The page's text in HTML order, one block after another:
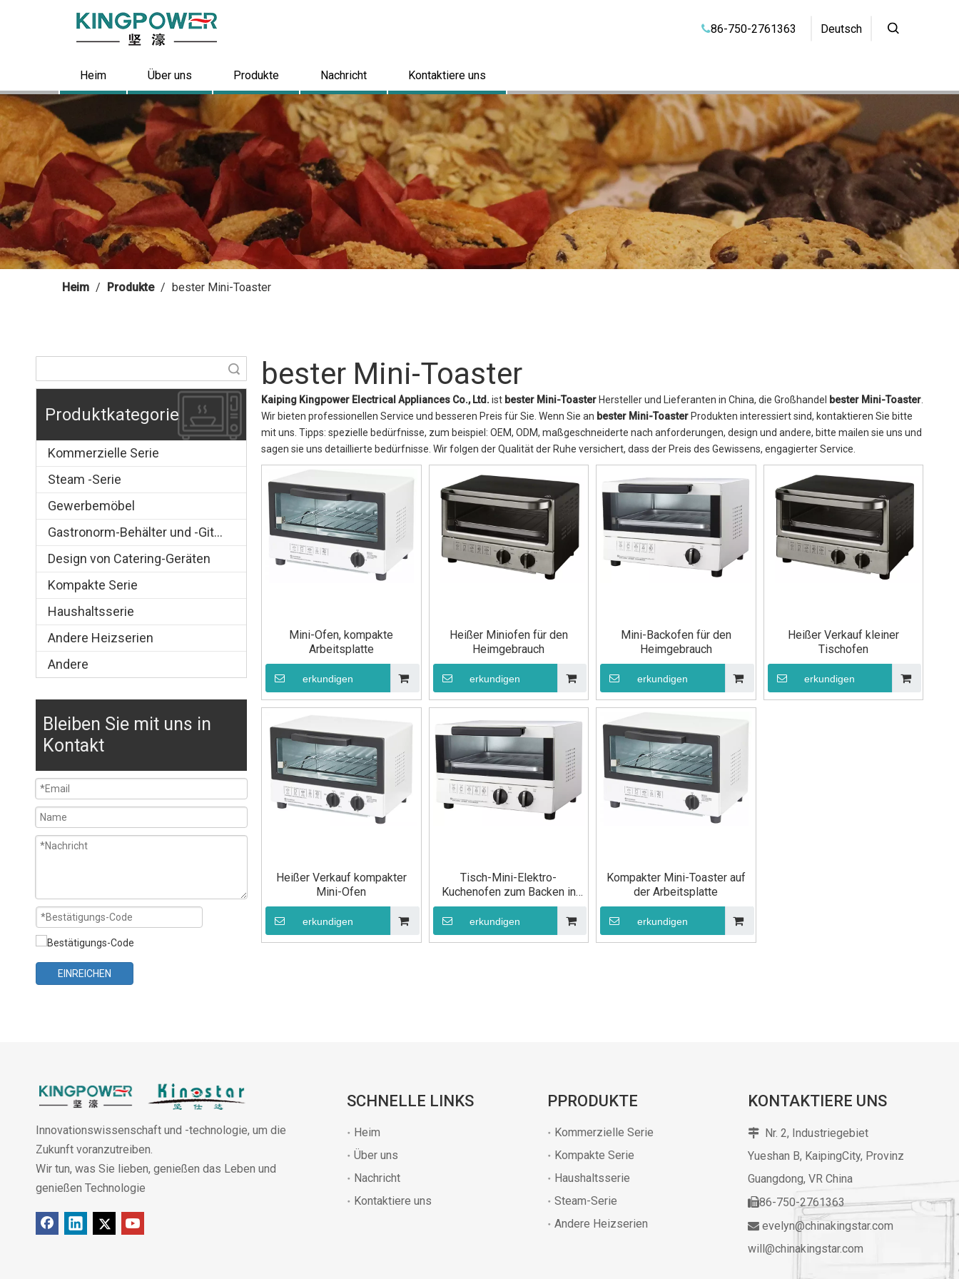
86-750-2761363 Deutsch
Heim Über uns Produkte Nachricht Kontaktiere uns
Heim / Produkte / bester Mini-Toaster
Produktkategorie
Kommerzielle Serie
Steam -Serie
Gewerbemöbel
Gastronorm-Behälter und -Gitter
Design von Catering-Geräten
Kompakte Serie
Haushaltsserie
Andere Heizserien
Andere
Bleiben Sie mit uns in
Kontakt
EINREICHEN
bester Mini-Toaster
Kaiping Kingpower Electrical Appliances Co., Ltd. ist bester Mini-Toaster Hersteller und Lieferanten in China, die Großhandel bester Mini-Toaster
Wir bieten professionellen Service und besseren Preis für Sie. Wenn Sie an bester Mini-Toaster Produkten interessiert sind, kontaktieren Sie bitte
mit uns. Tipps: spezielle bedürfnisse, zum beispiel: OEM, ODM, maßgeschneiderte nach anforderungen, design und andere, bitte mailen sie uns und
sagen sie uns detaillierte bedürfnisse. Wir folgen der Qualität der Ruhe versichert, dass der Preis des Gewissens, engagierter Service.
Mini-Ofen, kompakte
Arbeitsplatte
erkundigen
Heißer Miniofen für den
Heimgebrauch
erkundigen
Mini-Backofen für den
Heimgebrauch
erkundigen
Heißer Verkauf kleiner
Tischofen
erkundigen
Heißer Verkauf kompakter
Mini-Ofen
erkundigen
Tisch-Mini-Elektro-
Kuchenofen zum Backen in
kleinem Maßstab
erkundigen
Kompakter Mini-Toaster auf
der Arbeitsplatte
erkundigen
Innovationswissenschaft und -technologie, um die
Zukunft voranzutreiben.
Wir tun, was Sie lieben, genießen das Leben und
genießen Technologie
SCHNELLE LINKS
Heim
Über uns
Nachricht
Kontaktiere uns
PPRODUKTE
Kommerzielle Serie
Kompakte Serie
Haushaltsserie
Steam-Serie
Andere Heizserien
KONTAKTIERE UNS
 Nr. 2, Industriegebiet
Yueshan B, KaipingCity, Provinz
Guangdong,VR China
86-750-2761363
 evelyn@chinakingstar.com
will@chinakingstar.com